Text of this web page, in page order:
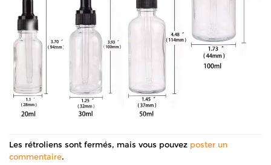
Les rétroliens sont fermés, mais vous pouvez poster un
commentaire.